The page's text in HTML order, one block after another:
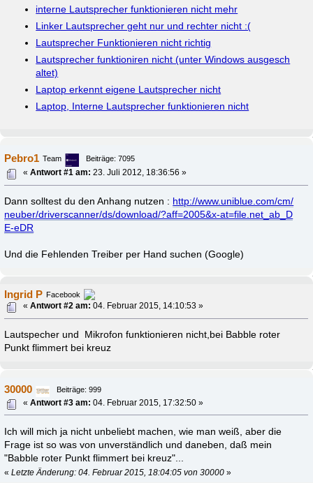
interne Lautsprecher funktionieren nicht mehr
Linker Lautsprecher geht nur und rechter nicht :(
Lautsprecher Funktionieren nicht richtig
Lautsprecher funktioniren nicht (unter Windows ausgesch
altet)
Laptop erkennt eigene Lautsprecher nicht
Laptop, Interne Lautsprecher funktionieren nicht
Pebro1 Team
Beiträge: 7095
«Antwort #1 am: 23. Juli 2012, 18:36:56 »
Dann solltest du den Anhang nutzen : http://www.uniblue.com/cm/
neuber/driverscanner/ds/download/?aff=2005&x-at=file.net_ab_D
E-eDR
Und die Fehlenden Treiber per Hand suchen (Google)
Ingrid P Facebook
«Antwort #2 am: 04. Februar 2015, 14:10:53 »
Lautspecher und Mikrofon funktionieren nicht,bei Babble roter
Punkt flimmert bei kreuz
30000
Beiträge: 999
«Antwort #3 am: 04. Februar 2015, 17:32:50 »
Ich will mich ja nicht unbeliebt machen, wie man weiß, aber die
Frage ist so was von unverständlich und daneben, daß mein
"Babble roter Punkt flimmert bei kreuz"...
«Letzte Änderung: 04. Februar 2015, 18:04:05 von 30000 »